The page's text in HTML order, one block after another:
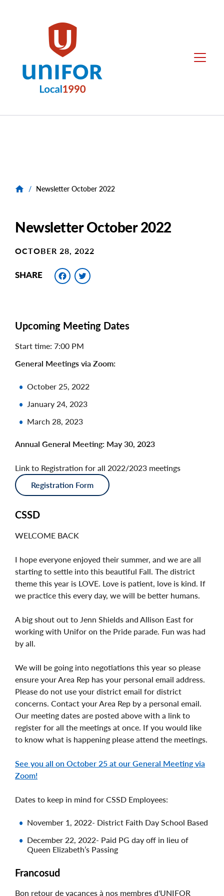
Menu
/ Newsletter October 2022
Newsletter October 2022
OCTOBER 28, 2022
SHARE Facebook
Upcoming Meeting Dates
Start time: 7:00 PM
General Meetings via Zoom:
October 25, 2022
January 24, 2023
March 28, 2023
Annual General Meeting: May 30, 2023
Link to Registration for all 2022/2023 meetings
Registration Form
CSSD
WELCOME BACK
I hope everyone enjoyed their summer, and we are all
starting to settle into this beautiful Fall. The district
theme this year is LOVE. Love is patient, love is kind. If
we practice this every day, we will be better humans.
A big shout out to Jenn Shields and Allison East for
working with Unifor on the Pride parade. Fun was had
by all.
We will be going into negotiations this year so please
ensure your Area Rep has your personal email address.
Please do not use your district email for district
concerns. Contact your Area Rep by a personal email.
Our meeting dates are posted above with a link to
register for all the meetings at once. If you would like
to know what is happening please attend the meetings.
See you all on October 25 at our General Meeting via
Zoom!
Dates to keep in mind for CSSD Employees:
November 1, 2022- District Faith Day School Based
December 22, 2022- Paid PG day off in lieu of
Queen Elizabeth’s Passing
Francosud
Bon retour de vacances à nos membres d'UNIFOR